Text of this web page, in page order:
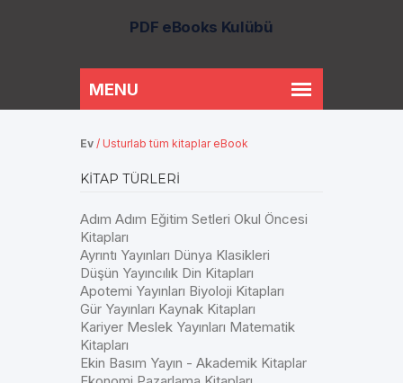
PDF eBooks Kulübü
Ev / Usturlab tüm kitaplar eBook
KITAP TÜRLERI
Adım Adım Eğitim Setleri Okul Öncesi
Kitapları
Ayrıntı Yayınları Dünya Klasikleri
Düşün Yayıncılık Din Kitapları
Apotemi Yayınları Biyoloji Kitapları
Gür Yayınları Kaynak Kitapları
Kariyer Meslek Yayınları Matematik
Kitapları
Ekin Basım Yayın - Akademik Kitaplar